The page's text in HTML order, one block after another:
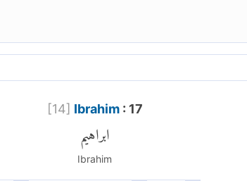
[14] Ibrahim: 17
ابراهيم
Ibrahim